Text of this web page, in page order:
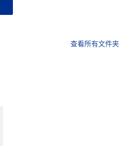
查看所有文件夹